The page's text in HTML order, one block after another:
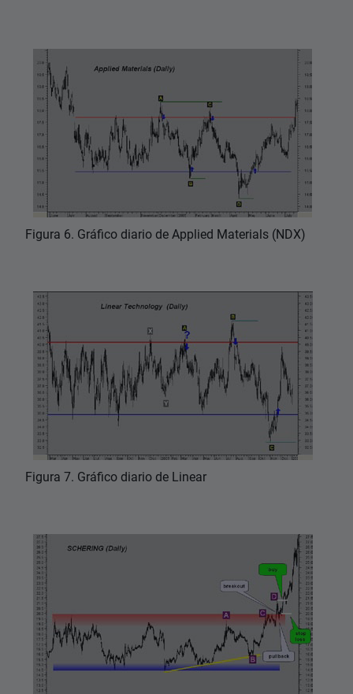
Figura 6. Gráfico diario de Applied Materials (NDX)
Figura 7. Gráfico diario de Linear